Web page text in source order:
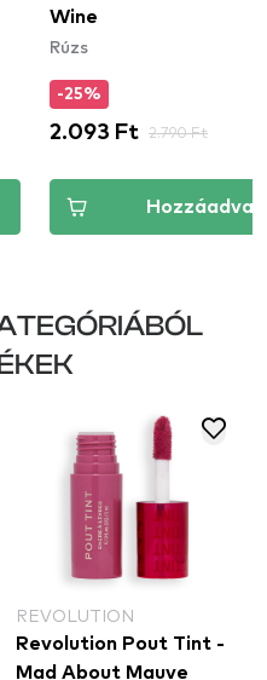
Wine
Rúzs
-25%
2.093 Ft 2.790 Ft
Hozzáadva
REVOLUTION
Revolution Pout Tint -
Mad About Mauve